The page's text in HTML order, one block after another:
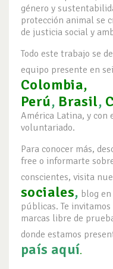
género y
protección animal se
de justicia social y
Todo este trabajo se
equipo presente en
Colombia,
Perú, Brasil,
América Latina, y con
voluntariado.
Para conocer más,
free o informarte
conscientes, visita
sociales, blog
públicas. Te
marcas libre de
donde estamos
país aquí.